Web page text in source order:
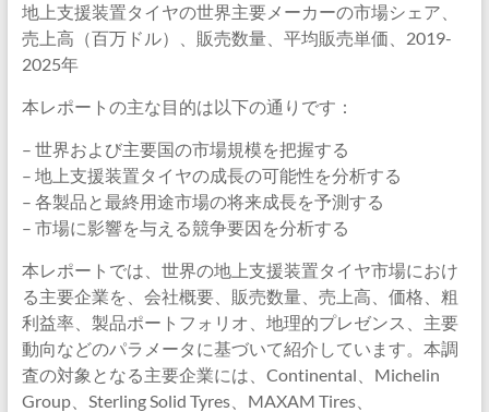
地上支援装置タイヤの世界主要メーカーの市場シェア、
売上高（百万ドル）、販売数量、平均販売単価、2019-
2025年
本レポートの主な目的は以下の通りです：
– 世界および主要国の市場規模を把握する
– 地上支援装置タイヤの成長の可能性を分析する
– 各製品と最終用途市場の将来成長を予測する
– 市場に影響を与える競争要因を分析する
本レポートでは、世界の地上支援装置タイヤ市場におけ
る主要企業を、会社概要、販売数量、売上高、価格、粗
利益率、製品ポートフォリオ、地理的プレゼンス、主要
動向などのパラメータに基づいて紹介しています。本調
査の対象となる主要企業には、Continental、Michelin
Group、Sterling Solid Tyres、MAXAM Tires、